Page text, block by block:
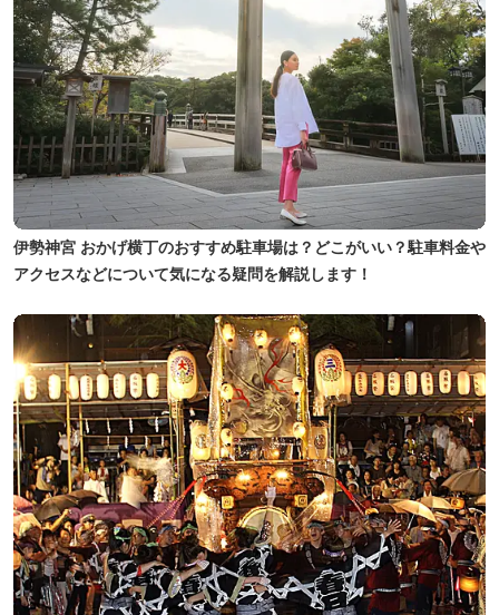
伊勢神宮 おかげ横丁のおすすめ駐車場は？どこがいい？駐車料金や
アクセスなどについて気になる疑問を解説します！